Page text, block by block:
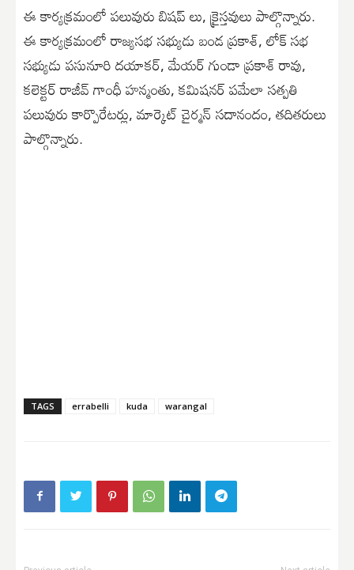
ఈ కార్య‌క్ర‌మంలో ప‌లువురు బిష‌ప్ లు, క్రైస్త‌వులు పాల్గొన్నారు.
ఈ కార్య‌క్ర‌మంలో రాజ్య‌స‌భ స‌భ్యుడు బండ ప్ర‌కాశ్, లోక్ స‌భ
స‌భ్యుడు ప‌సునూరి ద‌యాక‌ర్, మేయ‌ర్ గుండా ప్ర‌కాశ్ రావు,
క‌లెక్ట‌ర్ రాజీవ్ గాంధీ హ‌న్మంతు, క‌మిష‌న‌ర్ ప‌మేలా స‌త్ప‌తి
ప‌లువురు కార్పొరేట‌ర్లు, మార్కెట్ చైర్మ‌న్ స‌దానందం, త‌దిత‌రులు
పాల్గొన్నారు.
TAGS errabelli kuda warangal